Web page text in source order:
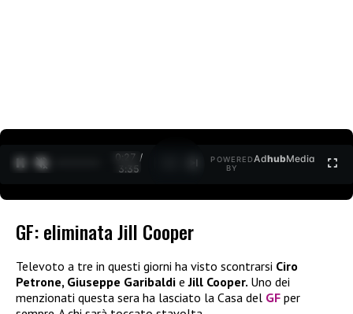
0:28 /
3:35
POWERED
BY
AdhubMedia
GF: eliminata Jill Cooper
Televoto a tre in questi giorni ha visto scontrarsi Ciro
Petrone, Giuseppe Garibaldi eJill Cooper. Uno dei
menzionati questa sera ha lasciato la Casa del GF per